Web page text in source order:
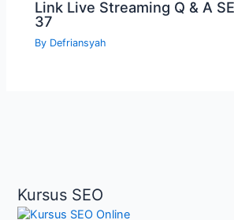
Link Live Streaming Q & A
37
By Defriansyah
Kursus SEO